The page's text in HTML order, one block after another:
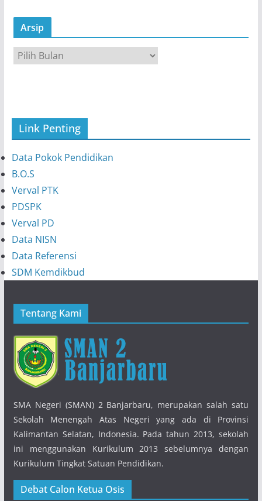
Arsip
Link Penting
Data Pokok Pendidikan
B.O.S
Verval PTK
PDSPK
Verval PD
Data NISN
Data Referensi
SDM Kemdikbud
Tentang Kami
SMA Negeri (SMAN) 2 Banjarbaru, merupakan salah satu
Sekolah Menengah Atas Negeri yang ada di Provinsi
Kalimantan Selatan, Indonesia. Pada tahun 2013, sekolah
ini menggunakan Kurikulum 2013 sebelumnya dengan
Kurikulum Tingkat Satuan Pendidikan.
Debat Calon Ketua Osis